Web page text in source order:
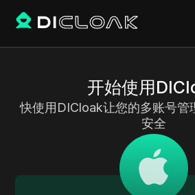
开始使用
快使用DICloak让您的多账号管
安全